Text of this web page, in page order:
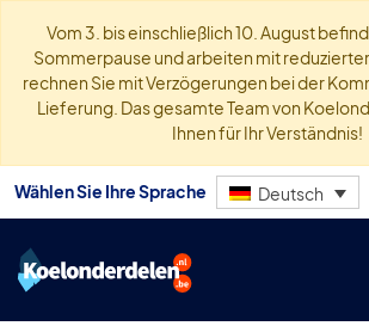
Vom 3. bis einschließlich 10. August
Sommerpause und arbeiten mit
rechnen Sie mit Verzögerungen bei der
Lieferung. Das gesamte Team von
Ihnen für Ihr Verständnis!
Wählen Sie Ihre Sprache Deutsch